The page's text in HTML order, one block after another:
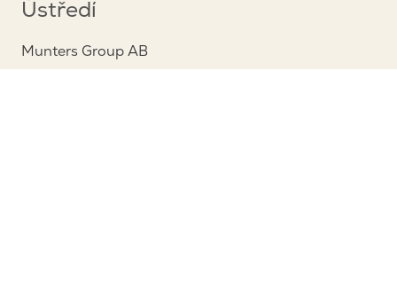
Ústředí
Munters Group AB